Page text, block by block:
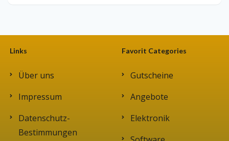
Links
Über uns
Impressum
Datenschutz-
Bestimmungen
Favorit Categories
Gutscheine
Angebote
Elektronik